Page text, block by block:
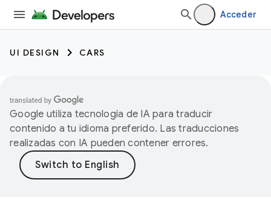
Acceder
UI DESIGN CARS
Google utiliza tecnología de IA para traducir
contenido a tu idioma preferido. Las traducciones
realizadas con IA pueden contener errores.